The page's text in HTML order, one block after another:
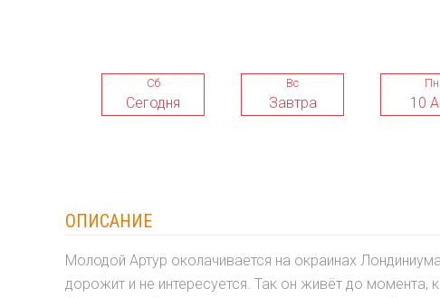
Сб
Сегодня
Вс
Завтра
Пн
10
ОПИСАНИЕ
Молодой Артур околачивается на окраинах
дорожит и не интересуется. Так он живёт до